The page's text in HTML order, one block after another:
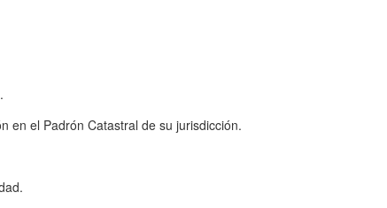
en el Padrón Catastral de su jurisdicción.